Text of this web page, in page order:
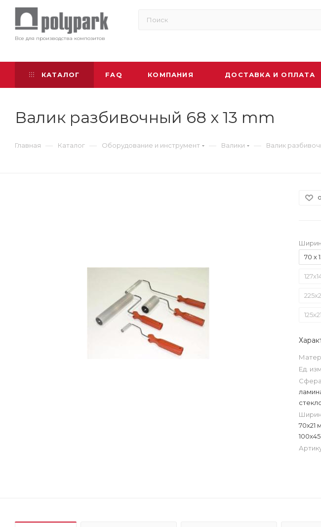
Все для производства композитов
КАТАЛОГ FAQ КОМПАНИЯ ДОСТАВКА И ОПЛАТА
Валик разбивочный 68 х 13 mm
Главная — Каталог — Оборудование и инструмент — Валики — Валик
70 х
Ед.
70х21